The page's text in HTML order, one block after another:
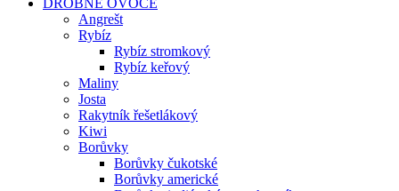
DROBNÉ OVOCE
Angrešt
Rybíz
Rybíz stromkový
Rybíz keřový
Maliny
Josta
Rakytník řešetlákový
Kiwi
Borůvky
Borůvky čukotské
Borůvky americké